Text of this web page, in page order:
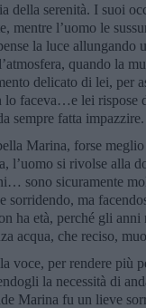
della serenità. I suoi
mentre l’uomo le
la luce
quando la
delicato di lei, per
lo faceva…e lei rispose
sempre fatta impazzire.
Marina, forse
l’uomo si rivolse alla
sono sicuramente
sorridendo, ma
ha età, perché gli
acqua, che reciso,
voce, per rendere più
la necessità di
Marina fu un lieve